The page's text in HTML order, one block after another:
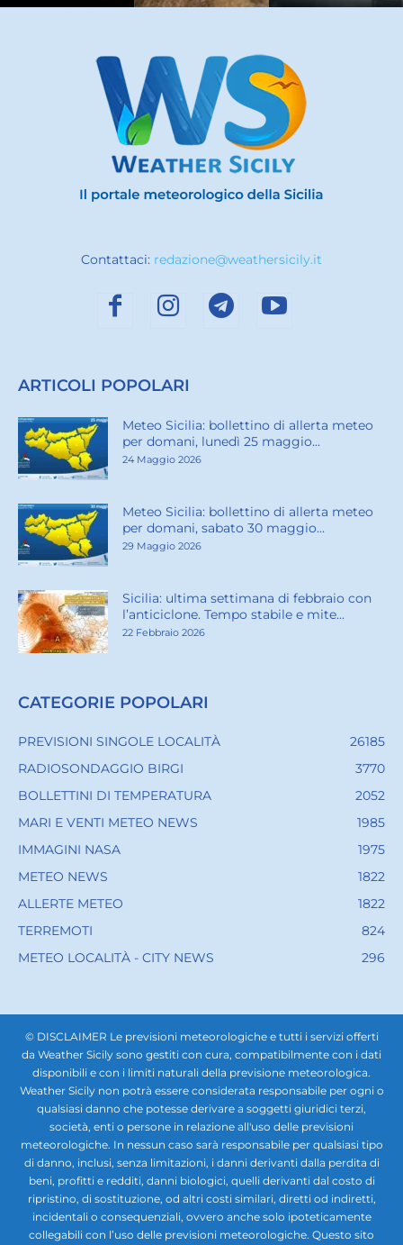
Contattaci: redazione@weathersicily.it
ARTICOLI POPOLARI
Meteo Sicilia: bollettino di allerta meteo
per domani, lunedì 25 maggio...
24 Maggio 2026
Meteo Sicilia: bollettino di allerta meteo
per domani, sabato 30 maggio...
29 Maggio 2026
Sicilia: ultima settimana di febbraio con
l’anticiclone. Tempo stabile e mite...
22 Febbraio 2026
CATEGORIE POPOLARI
PREVISIONI SINGOLE LOCALITÀ
26185
RADIOSONDAGGIO BIRGI
3770
BOLLETTINI DI TEMPERATURA
2052
MARI E VENTI METEO NEWS
1985
IMMAGINI NASA
1975
METEO NEWS
1822
ALLERTE METEO
1822
TERREMOTI
824
METEO LOCALITÀ - CITY NEWS
296
© DISCLAIMER Le previsioni meteorologiche e tutti i servizi offerti
da Weather Sicily sono gestiti con cura, compatibilmente con i dati
disponibili e con i limiti naturali della previsione meteorologica.
Weather Sicily non potrà essere considerata responsabile per ogni o
qualsiasi danno che potesse derivare a soggetti giuridici terzi,
società, enti o persone in relazione all'uso delle previsioni
meteorologiche. In nessun caso sarà responsabile per qualsiasi tipo
di danno, inclusi, senza limitazioni, i danni derivanti dalla perdita di
beni, profitti e redditi, danni biologici, quelli derivanti dal costo di
ripristino, di sostituzione, od altri costi similari, diretti od indiretti,
incidentali o consequenziali, ovvero anche solo ipoteticamente
collegabili con l’uso delle previsioni meteorologiche. Questo sito